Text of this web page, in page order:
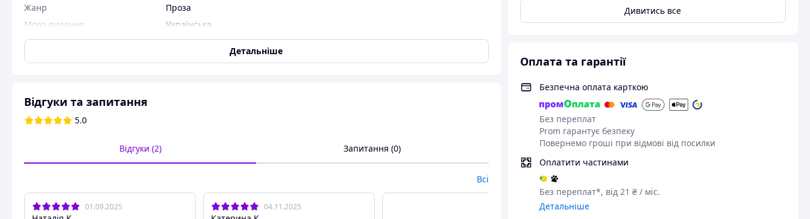
Дивитись все
Оплата та гарантії
Безпечна оплата карткою
Без переплат
Prom гарантує безпеку
Повернемо гроші при відмові від посилки
Оплатити частинами
Без переплат*, від 21 ₴ / міс.
Детальніше
Жанр
Проза
Мова видання
Українська
Вид палітурки
Твердий
Тип поверхні паперу
ISBN
Стан
Довжина
21 мм
Основні
Детальніше
Відгуки та запитання
5.0
Відгуки (2) Запитання (0)
Всі
01.09.2025 04.11.2025